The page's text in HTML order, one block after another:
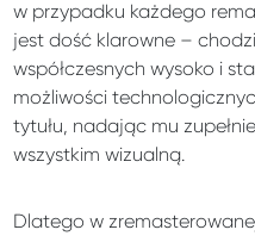
w przypadku każdego
jest dość klarowne –
współczesnych wysoko i
możliwości
tytułu, nadając mu
wszystkim wizualną.
Dlatego w